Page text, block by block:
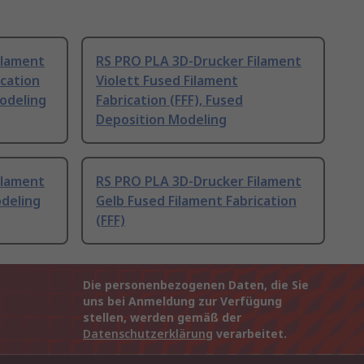
RS PRO PLA 3D-Drucker Filament
Violett Fused Filament
Fabrication (FFF), Fused
Deposition Modeling
RS PRO PLA 3D-Drucker Filament
Gelb Fused Filament Fabrication
(FFF)
Die personenbezogenen Daten, die Sie
uns bei Anmeldung zur Verfügung
stellen, werden gemäß der
Datenschutzerklärung verarbeitet.